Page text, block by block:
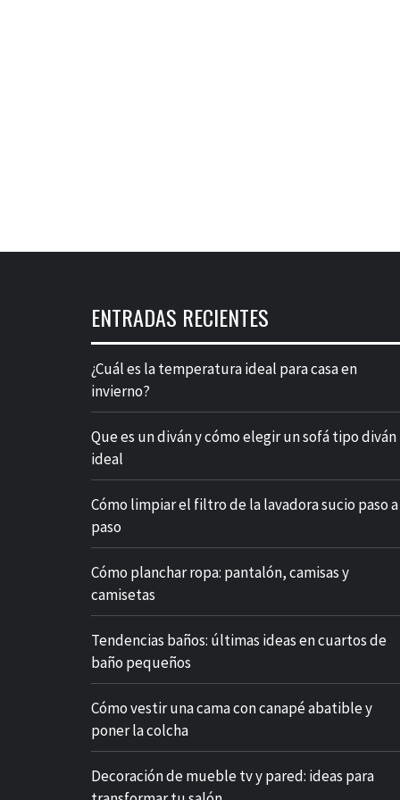
ENTRADAS RECIENTES
¿Cuál es la temperatura ideal para casa en
invierno?
Que es un diván y cómo elegir un sofá tipo diván
ideal
Cómo limpiar el filtro de la lavadora sucio paso a
paso
Cómo planchar ropa: pantalón, camisas y
camisetas
Tendencias baños: últimas ideas en cuartos de
baño pequeños
Cómo vestir una cama con canapé abatible y
poner la colcha
Decoración de mueble tv y pared: ideas para